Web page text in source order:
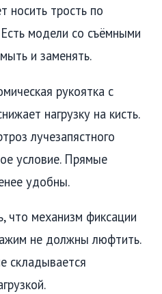
носить трость по
модели со съёмными
и заменять.
рукоятка с
нагрузку на кисть.
лучезапястного
условие. Прямые
удобны.
что механизм фиксации
не должны люфтить.
складывается